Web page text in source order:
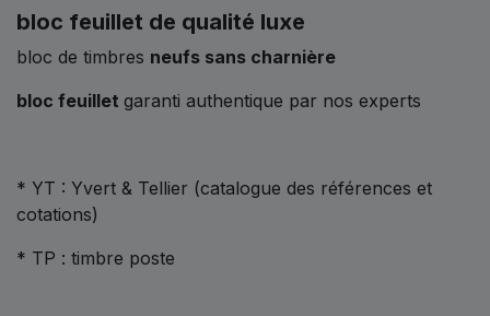
bloc feuillet de qualité luxe
bloc de timbres neufs sans charnière
bloc feuillet garanti authentique par nos experts
* YT : Yvert & Tellier (catalogue des références et
cotations)
* TP : timbre poste